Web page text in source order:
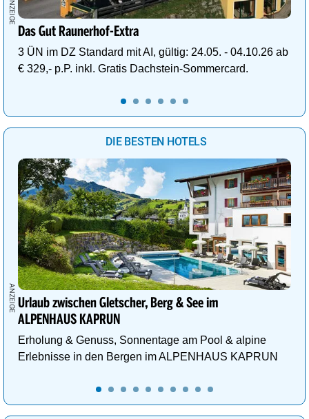
Das Gut Raunerhof-Extra
3 ÜN im DZ Standard mit AI, gültig: 24.05. - 04.10.26 ab
€ 329,- p.P. inkl. Gratis Dachstein-Sommercard.
DIE BESTEN HOTELS
Urlaub zwischen Gletscher, Berg & See im
ALPENHAUS KAPRUN
Erholung & Genuss, Sonnentage am Pool & alpine
Erlebnisse in den Bergen im ALPENHAUS KAPRUN